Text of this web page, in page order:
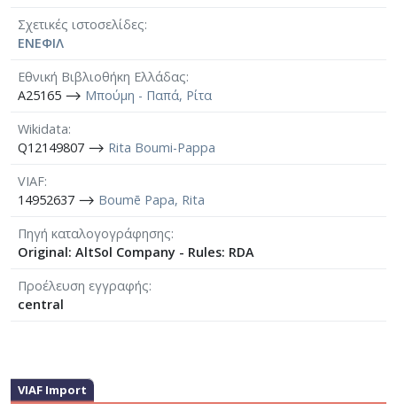
Σχετικές ιστοσελίδες
ΕΝΕΦΙΛ
Εθνική Βιβλιοθήκη Ελλάδας
A25165 ⟶ Μπούμη - Παπά, Ρίτα
Wikidata
Q12149807 ⟶ Rita Boumi-Pappa
VIAF
14952637 ⟶ Boumē Papa, Rita
Πηγή καταλογογράφησης
Original: AltSol Company - Rules: RDA
Προέλευση εγγραφής
central
VIAF Import